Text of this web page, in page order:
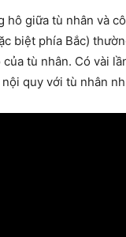
hô giữa tù nhân và
biệt phía Bắc)
tù nhân. Có vài
quy với tù nhân